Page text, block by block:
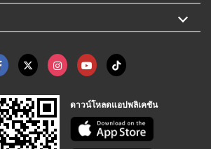
ดาวน์โหลดแอปพลิเคชัน